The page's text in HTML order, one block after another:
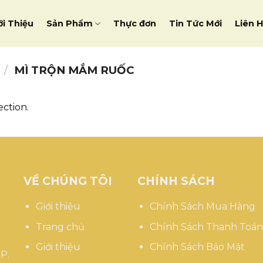
Thiệu Sản Phẩm Thực đơn Tin Tức Mới Liên
/ MÌ TRỘN MẮM RUỐC
VỀ CHÚNG TÔI
Giới thiệu
Trang chủ
Giới thiệu
CHÍNH SÁCH
Chính Sách Mua Hàng
Chính Sách Thanh Toán
Chính Sách Bảo Mật